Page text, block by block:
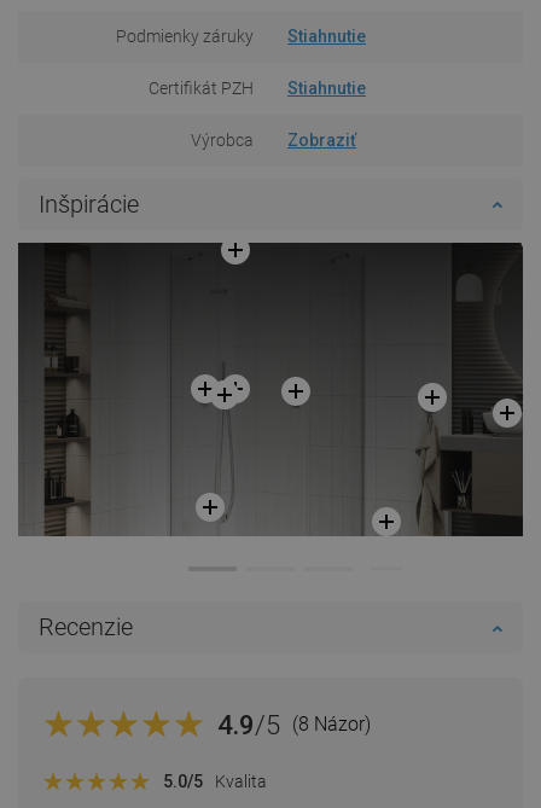
Podmienky záruky Stiahnutie
Certifikát PZH Stiahnutie
Výrobca Zobraziť
Inšpirácie
Recenzie
4.9/5 (8 Názor)
5.0/5 Kvalita